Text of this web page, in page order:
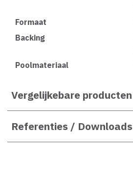
Formaat
Backing
Poolmateriaal
Vergelijkebare producten
Referenties / Downloads